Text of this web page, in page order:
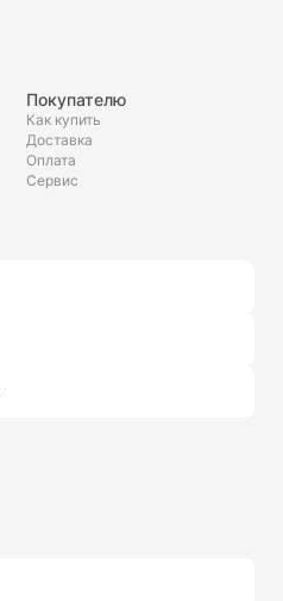
Покупателю
Как купить
Доставка
Оплата
Сервис